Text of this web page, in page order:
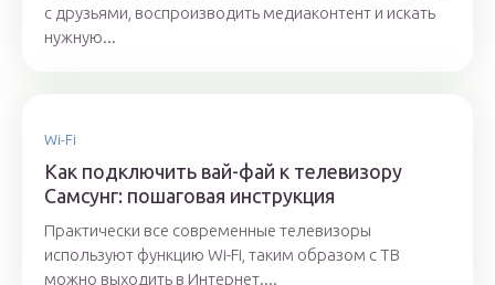
с друзьями, воспроизводить медиаконтент и искать
нужную...
Wi-Fi
Как подключить вай-фай к телевизору
Самсунг: пошаговая инструкция
Практически все современные телевизоры
используют функцию Wi-Fi, таким образом с ТВ
можно выходить в Интернет....